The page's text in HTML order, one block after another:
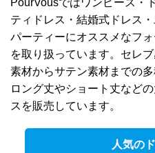
ティドレス・結婚式ドレス
パーティーにオススメなフ
を取り扱っています。セレ
素材からサテン素材までの
ロング丈やショート丈など
スを販売しています。
人気の